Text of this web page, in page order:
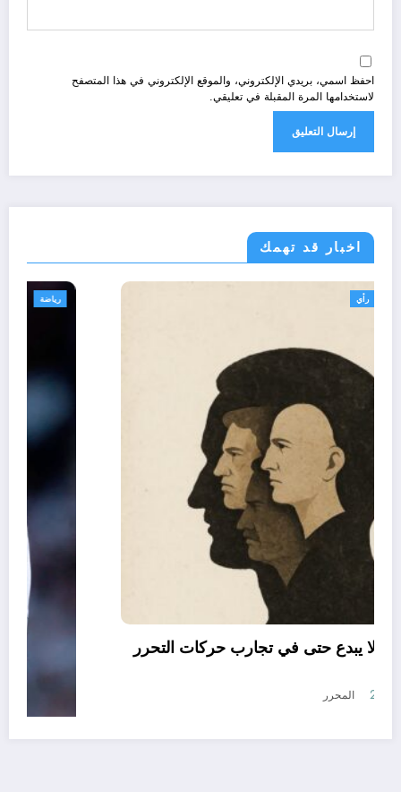
احفظ اسمي، بريدي الإلكتروني، والموقع الإلكتروني في هذا المتصفح
لاستخدامها المرة المقبلة في تعليقي.
اخبار قد تهمك
تعاليق حرة
العقل النقلي لا يبدع حتى في تجارب حركات التحرر
أغسطس 6, 2026